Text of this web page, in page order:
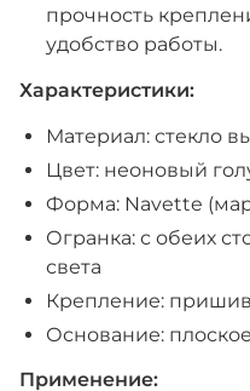
прочность
удобство работы.
Характеристики:
Материал: стекло
Цвет: неоновый
Форма: Navette
Огранка: с обеих
света
Крепление:
Основание: плоское
Применение: